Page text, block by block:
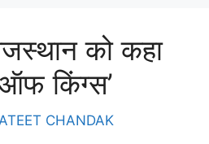
को कहा
किंग्स’
CHANDAK